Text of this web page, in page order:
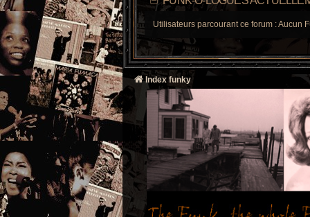
Utilisateurs parcourant ce forum : Aucun
Index funky